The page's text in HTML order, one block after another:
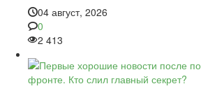
04 август, 2026
0
2 413